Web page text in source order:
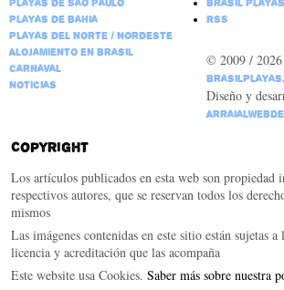
Playas de São Paulo
Playas de Bahia
Playas del Norte / Nordeste
Alojamiento en Brasil
Carnaval
Noticias
Brasil
RSS
© 2009 /
Diseño y
Copyright
Los artículos publicados en esta web son propiedad
respectivos autores, que se reservan todos los
mismos
Las imágenes contenidas en este sitio están sujetas a
licencia y acreditación que las acompaña
Este website usa Cookies. Saber más sobre nuestra